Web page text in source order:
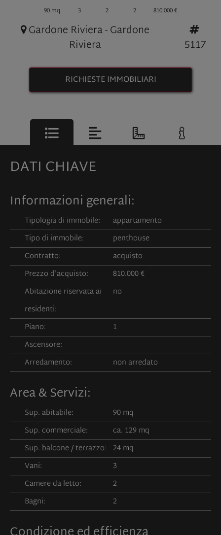
90 mq 3 2 2 810.000 €
Gardone Riviera - Gardone
Riviera
5117
RICHIESTE IMMOBILIARI
DATI CHIAVE
Informazioni generali:
Tipologia di immobile:
appartamento
Tipo di immobile:
penthouse
Contratto:
acquisto
Prezzo d'acquisto:
810.000 €
Abitazione riservata ai
residenti:
no
Piano:
1
Ascensore:
Arredamento:
non arredato
Area & Servizi:
Sup. abitabile:
90 mq
Sup. commerciale:
ca. 129 mq
Sup. balcone / terrazzo: 24 mq
Vani:
3
Camere da letto:
2
Bagni:
2